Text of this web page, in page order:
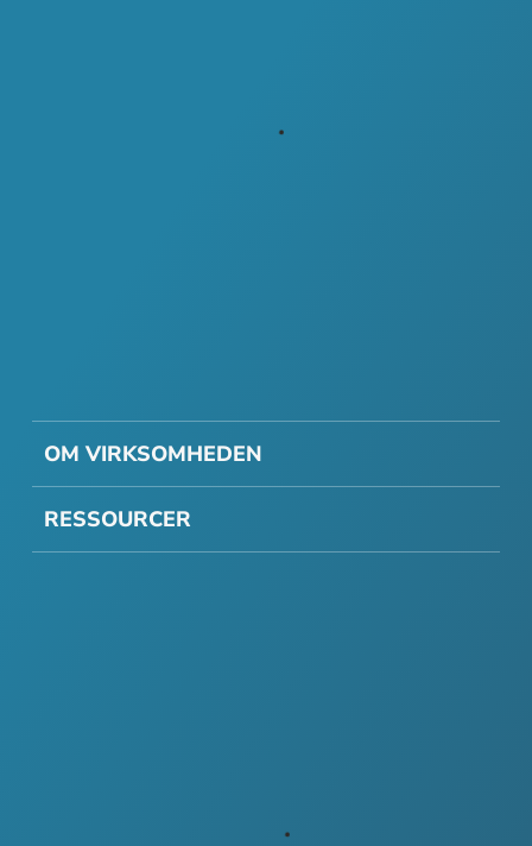
OM VIRKSOMHEDEN
RESSOURCER